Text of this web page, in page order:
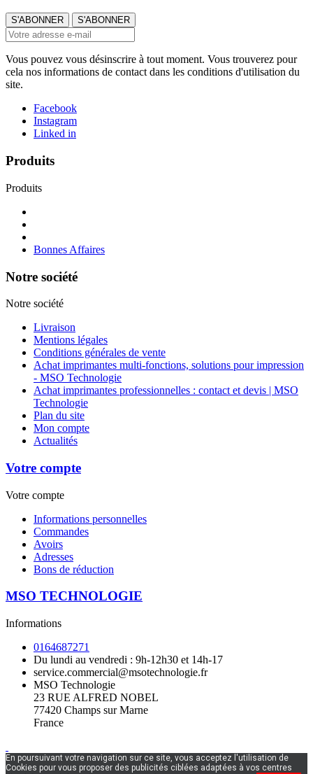
Vous pouvez vous désinscrire à tout moment. Vous trouverez pour
cela nos informations de contact dans les conditions d'utilisation du
site.
Facebook
Instagram
Linked in
Produits
Produits
Bonnes Affaires
Notre société
Notre société
Livraison
Mentions légales
Conditions générales de vente
Achat imprimantes multi-fonctions, solutions pour impression
- MSO Technologie
Achat imprimantes professionnelles : contact et devis | MSO
Technologie
Plan du site
Mon compte
Actualités
Votre compte
Votre compte
Informations personnelles
Commandes
Avoirs
Adresses
Bons de réduction
MSO TECHNOLOGIE
Informations
0164687271
Du lundi au vendredi : 9h-12h30 et 14h-17
service.commercial@msotechnologie.fr
MSO Technologie
23 RUE ALFRED NOBEL
77420 Champs sur Marne
France
En poursuivant votre navigation sur ce site, vous acceptez l'utilisation de
Cookies pour vous proposer des publicités ciblées adaptées à vos centres